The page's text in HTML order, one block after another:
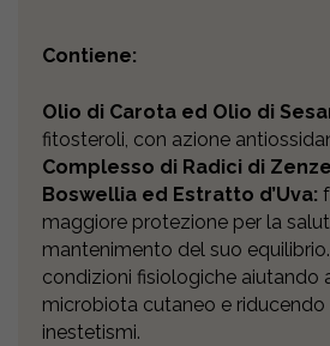
Contiene:
Olio di Carota ed Olio di
fitosteroli, con azione
Complesso di Radici di
Boswellia ed Estratto d’Uva:
maggiore protezione per la
mantenimento del suo
condizioni fisiologiche aiutando
microbiota cutaneo e
inestetismi.